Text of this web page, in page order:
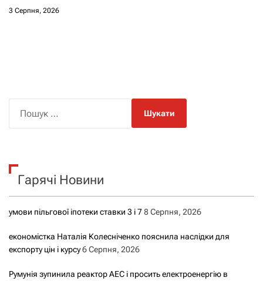
3 Серпня, 2026
к
Гарячі Новини
умови пільгової іпотеки ставки 3 і 78 Серпня, 2026
економістка Наталія Колесніченко пояснила наслідки для
експорту цін і курсу6 Серпня, 2026
Румунія зупинила реактор АЕС і просить електроенергію в